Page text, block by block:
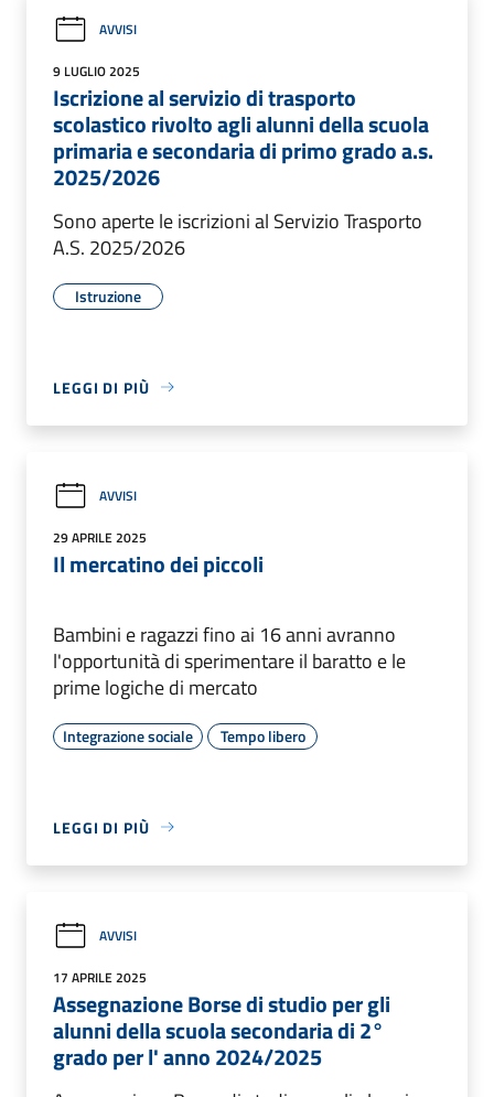
AVVISI
9 LUGLIO 2025
Iscrizione al servizio di trasporto
scolastico rivolto agli alunni della scuola
primaria e secondaria di primo grado a.s.
2025/2026
Sono aperte le iscrizioni al Servizio Trasporto
A.S. 2025/2026
Istruzione
LEGGI DI PIÙ
AVVISI
29 APRILE 2025
Il mercatino dei piccoli
Bambini e ragazzi fino ai 16 anni avranno
l'opportunità di sperimentare il baratto e le
prime logiche di mercato
Integrazione sociale Tempo libero
LEGGI DI PIÙ
AVVISI
17 APRILE 2025
Assegnazione Borse di studio per gli
alunni della scuola secondaria di 2°
grado per l' anno 2024/2025